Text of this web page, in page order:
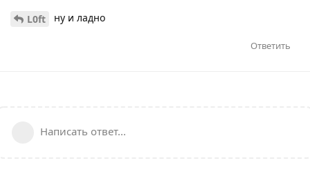
L0ft ну и ладно
Ответить
Написать ответ...